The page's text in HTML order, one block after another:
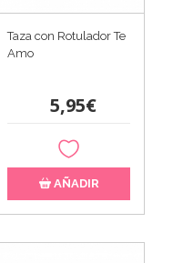
Taza con Rotulador Te
Amo
5,95€
AÑADIR